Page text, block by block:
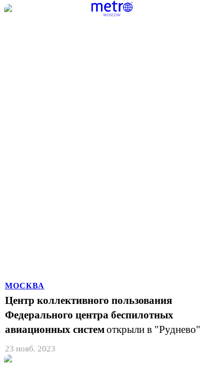
МОСКВА
Центр коллективного пользования
Федерального центра беспилотных
авиационных системоткрыли в "Руднево"
23 нояб. 2023